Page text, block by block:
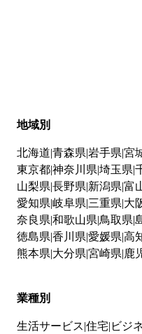
地域別
北海道 青森県 岩手県 宮
東京都神奈川県 埼玉県
山梨県 長野県 新潟県 富
愛知県 岐阜県 三重県 大
奈良県 和歌山県 鳥取県
徳島県 香川県 愛媛県 高
熊本県 大分県 宮崎県 鹿
業種別
生活サービス 住宅 ビジ